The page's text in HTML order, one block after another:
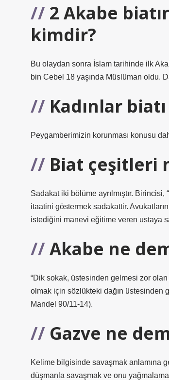
2 Akabe
kimdir?
Bu olaydan sonra İslam tarihinde ilk
bin Cebel 18 yaşında Müslüman oldu.
Kadınlar
Peygamberimizin korunması konusu
Biat çeşitleri
Sadakat iki bölüme ayrılmıştır. Birincisi,
itaatini göstermek sadakattir.
istediğini manevi eğitime veren ustaya
Akabe ne
“Dik sokak, üstesinden gelmesi zor
olmak için sözlükteki dağın üstesinden
Mandel 90/11-14).
Gazve ne
Kelime bilgisinde savaşmak anlamına
düşmanla savaşmak ve onu